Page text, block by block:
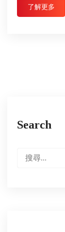
了解更多
Search